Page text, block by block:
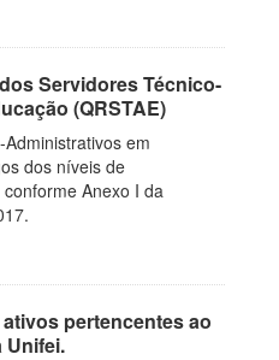
Servidores Técnico-
(QRSTAE)
em
dos níveis de
conforme Anexo I da
pertencentes ao
Unifei.